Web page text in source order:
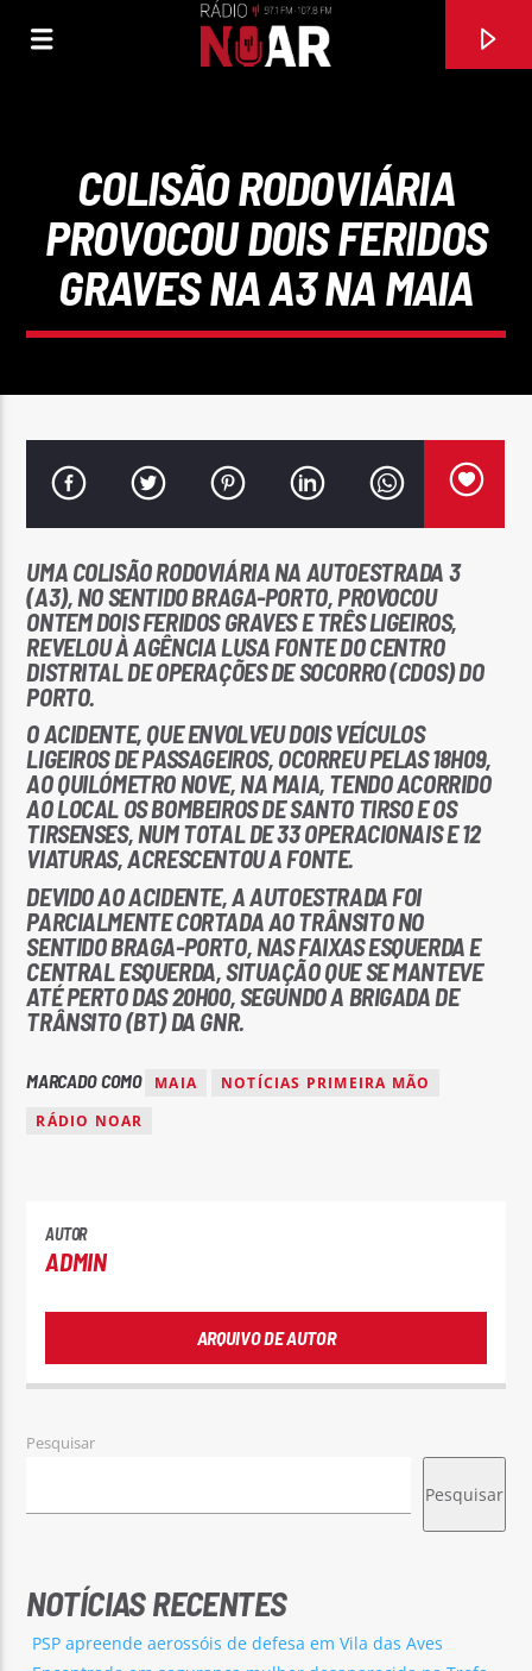
97.1FM E 107.8 FM
Rádio No ar
COLISÃO RODOVIÁRIA
PROVOCOU DOIS FERIDOS
GRAVES NA A3 NA MAIA
UMA COLISÃO RODOVIÁRIA NA AUTOESTRADA 3
(A3), NO SENTIDO BRAGA-PORTO, PROVOCOU
ONTEM DOIS FERIDOS GRAVES E TRÊS LIGEIROS,
REVELOU À AGÊNCIA LUSA FONTE DO CENTRO
DISTRITAL DE OPERAÇÕES DE SOCORRO (CDOS) DO
PORTO.
O ACIDENTE, QUE ENVOLVEU DOIS VEÍCULOS
LIGEIROS DE PASSAGEIROS, OCORREU PELAS 18H09,
AO QUILÓMETRO NOVE, NA MAIA, TENDO ACORRIDO
AO LOCAL OS BOMBEIROS DE SANTO TIRSO E OS
TIRSENSES, NUM TOTAL DE 33 OPERACIONAIS E 12
VIATURAS, ACRESCENTOU A FONTE.
DEVIDO AO ACIDENTE, A AUTOESTRADA FOI
PARCIALMENTE CORTADA AO TRÂNSITO NO
SENTIDO BRAGA-PORTO, NAS FAIXAS ESQUERDA E
CENTRAL ESQUERDA, SITUAÇÃO QUE SE MANTEVE
ATÉ PERTO DAS 20H00, SEGUNDO A BRIGADA DE
TRÂNSITO (BT) DA GNR.
MARCADO COMO MAIA
NOTÍCIAS PRIMEIRA MÃO
RÁDIO NOAR
AUTOR
ADMIN
ARQUIVO DE AUTOR
Pesquisar
Pesquisar
NOTÍCIAS RECENTES
PSP apreende aerossóis de defesa em Vila das Aves